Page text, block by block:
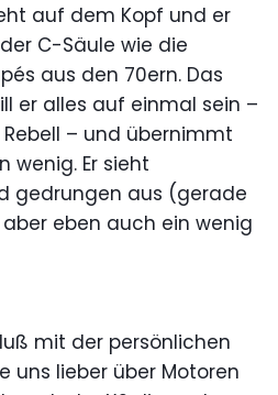
auf dem Kopf und er
C-Säule wie die
aus den 70ern. Das
er alles auf einmal sein –
Rebell – und übernimmt
wenig. Er sieht
gedrungen aus (gerade
eben auch ein wenig
mit der persönlichen
uns lieber über Motoren